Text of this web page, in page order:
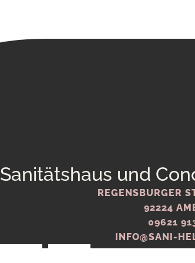
Sanitätshaus und
REGENSBURGER
92224
09621
INFO@SANI-